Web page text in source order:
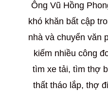
Ông Vũ Hồng
khó khăn bất cập
nhà và chuyển văn
kiếm nhiều công
tìm xe tải, tìm thợ
thất tháo lắp, thợ